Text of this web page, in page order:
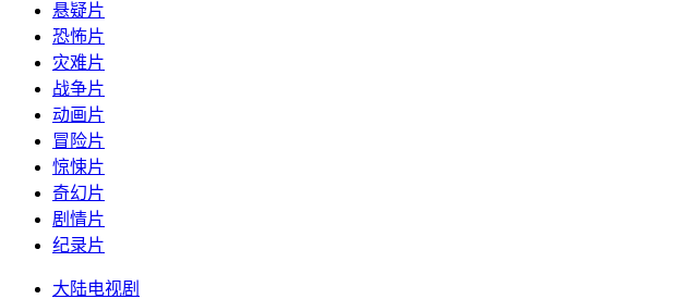
悬疑片
恐怖片
灾难片
战争片
动画片
冒险片
惊悚片
奇幻片
剧情片
纪录片
大陆电视剧